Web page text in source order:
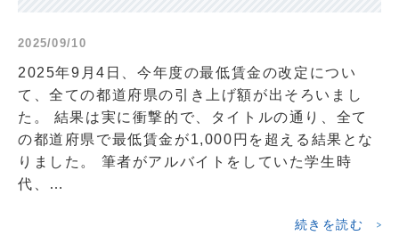
2025/09/10
2025年9月4日、今年度の最低賃金の改定につい
て、全ての都道府県の引き上げ額が出そろいまし
た。 結果は実に衝撃的で、タイトルの通り、全て
の都道府県で最低賃金が1,000円を超える結果とな
りました。 筆者がアルバイトをしていた学生時
代、…
続きを読む